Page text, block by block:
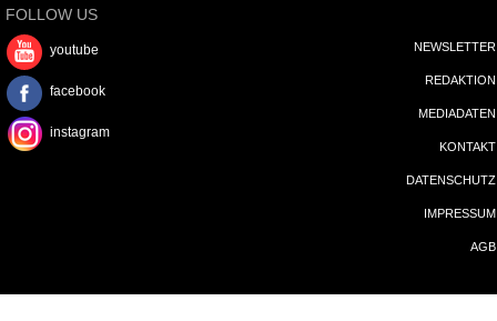
FOLLOW US
youtube
facebook
instagram
NEWSLETTER
REDAKTION
MEDIADATEN
KONTAKT
DATENSCHUTZ
IMPRESSUM
AGB